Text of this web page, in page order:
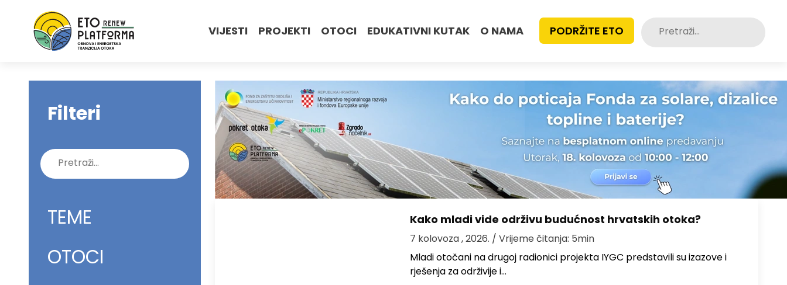
VIJESTI PROJEKTI OTOCI EDUKATIVNI KUTAK O NAMA PODRŽITE ETO Pretraži:
Filteri
Pretraži:
TEME
OTOCI
Kako mladi vide održivu budućnost hrvatskih otoka?
7 kolovoza , 2026. / Vrijeme čitanja: 5min
Mladi otočani na drugoj radionici projekta IYGC predstavili su izazove i
rješenja za održivije i…